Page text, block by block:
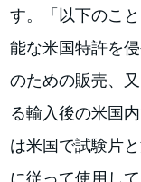
す。「以下のこ
能な米国特許を
のための販売、
る輸入後の米国
は米国で試験片
に従って使用し